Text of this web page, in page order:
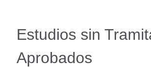
Estudios sin
Aprobados